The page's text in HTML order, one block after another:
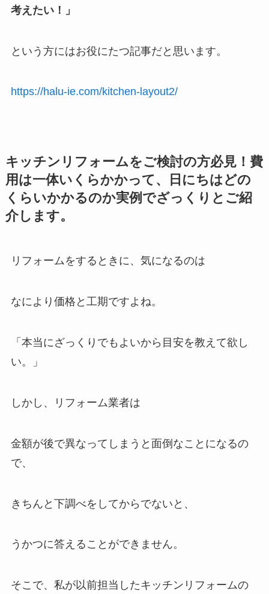
考えたい！」
という方にはお役にたつ記事だと思います。
https://halu-ie.com/kitchen-layout2/
キッチンリフォームをご検討の方必見！費
用は一体いくらかかって、日にちはどの
くらいかかるのか実例でざっくりとご紹
介します。
リフォームをするときに、気になるのは
なにより 価格と工期ですよね。
「本当にざっくりでもよいから目安を教えて欲し
い。」
しかし、リフォーム業者は
金額が後で異なってしまうと面倒なことになるの
で、
きちんと下調べをしてからでないと、
うかつに答えることができません。
そこで、私が以前担当したキッチンリフォームの